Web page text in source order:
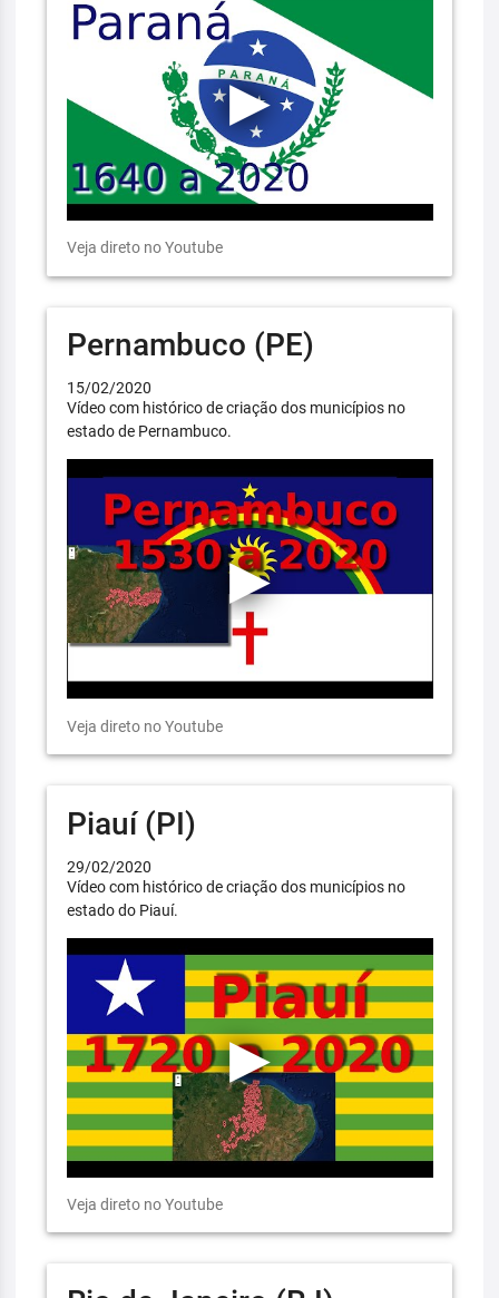
Veja direto no Youtube
Pernambuco (PE)
15/02/2020
Vídeo com histórico de criação dos municípios no
estado de Pernambuco.
Veja direto no Youtube
Piauí (PI)
29/02/2020
Vídeo com histórico de criação dos municípios no
estado do Piauí.
Veja direto no Youtube